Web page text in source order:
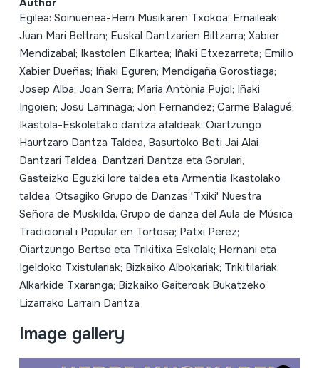
Author
Egilea: Soinuenea-Herri Musikaren Txokoa; Emaileak:
Juan Mari Beltran; Euskal Dantzarien Biltzarra; Xabier
Mendizabal; Ikastolen Elkartea; Iñaki Etxezarreta; Emilio
Xabier Dueñas; Iñaki Eguren; Mendigaña Gorostiaga;
Josep Alba; Joan Serra; Maria Antònia Pujol; Iñaki
Irigoien; Josu Larrinaga; Jon Fernandez; Carme Balagué;
Ikastola-Eskoletako dantza ataldeak: Oiartzungo
Haurtzaro Dantza Taldea, Basurtoko Beti Jai Alai
Dantzari Taldea, Dantzari Dantza eta Gorulari,
Gasteizko Eguzki lore taldea eta Armentia Ikastolako
taldea, Otsagiko Grupo de Danzas 'Txiki' Nuestra
Señora de Muskilda, Grupo de danza del Aula de Música
Tradicional i Popular en Tortosa; Patxi Perez;
Oiartzungo Bertso eta Trikitixa Eskolak; Hernani eta
Igeldoko Txistulariak; Bizkaiko Albokariak; Trikitilariak;
Alkarkide Txaranga; Bizkaiko Gaiteroak Bukatzeko
Lizarrako Larrain Dantza
Image gallery